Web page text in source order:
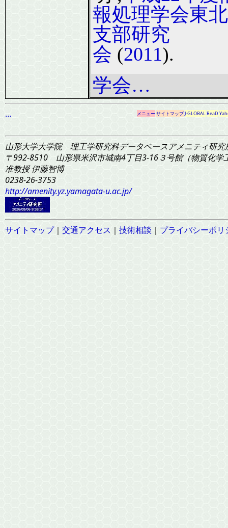
報処理学会東北
支部研究
会 (2011).
学会…
… メニューサイトマップJ-GLOBALReaD
山形大学大学院 理工学研究科データベースアメニティ研究
〒992-8510 山形県米沢市城南4丁目3-16３号館（物質化学
准教授 伊藤智博
0238-26-3753
http://amenity.yz.yamagata-u.ac.jp/
サイトマップ｜ 交通アクセス ｜ 技術相談 ｜ プライバシーポリ